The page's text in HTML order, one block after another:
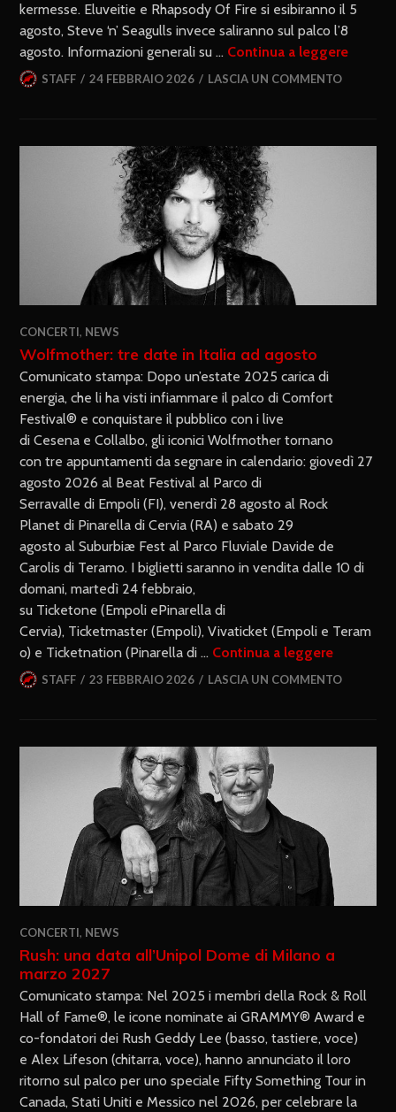
kermesse. Eluveitie e Rhapsody Of Fire si esibiranno il 5
agosto, Steve ‘n’ Seagulls invece saliranno sul palco l’8
agosto. Informazioni generali su … Continua a leggere
STAFF 24 FEBBRAIO 2026 LASCIA UN COMMENTO
CONCERTI, NEWS
Wolfmother: tre date in Italia ad agosto
Comunicato stampa: Dopo un’estate 2025 carica di
energia, che li ha visti infiammare il palco di Comfort
Festival® e conquistare il pubblico con i live
di Cesena e Collalbo, gli iconici Wolfmother tornano
con tre appuntamenti da segnare in calendario: giovedì 27
agosto 2026 al Beat Festival al Parco di
Serravalle di Empoli (FI), venerdì 28 agosto al Rock
Planet di Pinarella di Cervia (RA) e sabato 29
agosto al Suburbiæ Fest al Parco Fluviale Davide de
Carolis di Teramo. I biglietti saranno in vendita dalle 10 di
domani, martedì 24 febbraio,
su Ticketone (Empoli ePinarella di
Cervia), Ticketmaster (Empoli), Vivaticket (Empoli e Teram
o) e Ticketnation (Pinarella di … Continua a leggere
STAFF 23 FEBBRAIO 2026 LASCIA UN COMMENTO
CONCERTI, NEWS
Rush: una data all’Unipol Dome di Milano a
marzo 2027
Comunicato stampa: Nel 2025 i membri della Rock & Roll
Hall of Fame®, le icone nominate ai GRAMMY® Award e
co-fondatori dei Rush Geddy Lee (basso, tastiere, voce)
e Alex Lifeson (chitarra, voce), hanno annunciato il loro
ritorno sul palco per uno speciale Fifty Something Tour in
Canada, Stati Uniti e Messico nel 2026, per celebrare la